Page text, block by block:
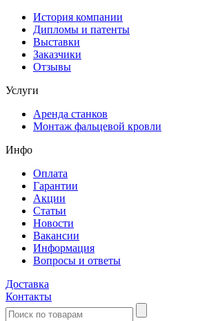
История компании
Дипломы и патенты
Выставки
Заказчики
Отзывы
Услуги
Аренда станков
Монтаж фальцевой кровли
Инфо
Оплата
Гарантии
Акции
Статьи
Новости
Вакансии
Информация
Вопросы и ответы
Доставка
Контакты